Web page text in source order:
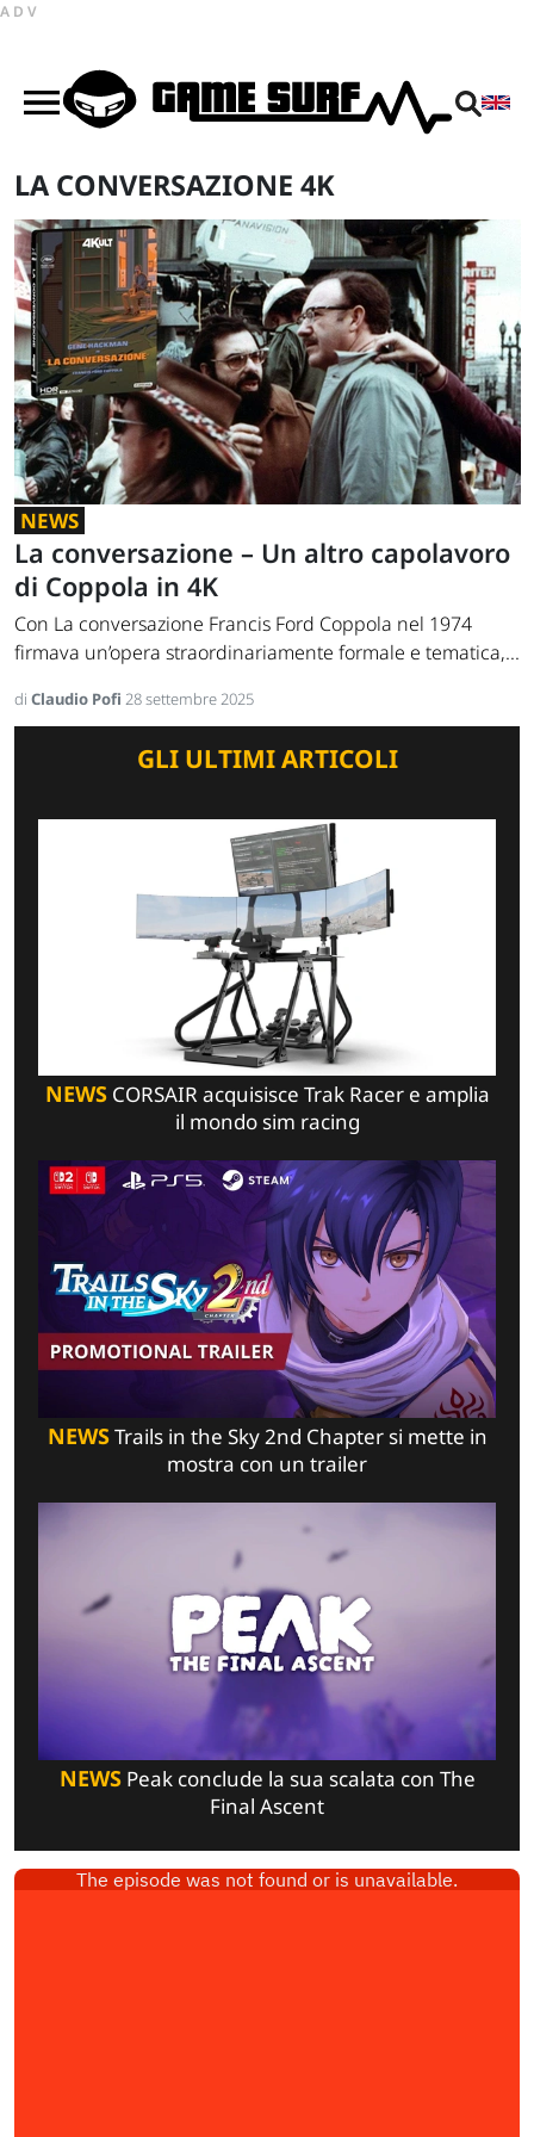
ADV
LA CONVERSAZIONE 4K
NEWS
La conversazione – Un altro capolavoro
di Coppola in 4K
Con La conversazione Francis Ford Coppola nel 1974
firmava un’opera straordinariamente formale e tematica,...
di Claudio Pofi 28 settembre 2025
GLI ULTIMI ARTICOLI
NEWSCORSAIR acquisisce Trak Racer e amplia
il mondo sim racing
NEWSTrails in the Sky 2nd Chapter si mette in
mostra con un trailer
NEWSPeak conclude la sua scalata con The
Final Ascent